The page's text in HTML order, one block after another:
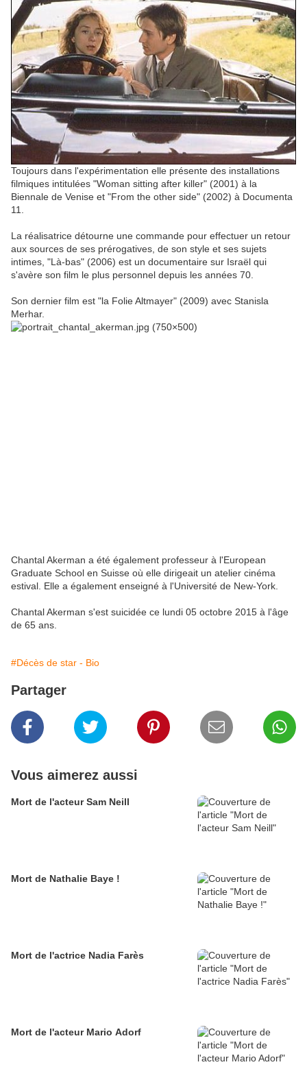
Toujours dans l'expérimentation elle présente des installations
filmiques intitulées "Woman sitting after killer" (2001) à la
Biennale de Venise et "From the other side" (2002) à Documenta
11.
La réalisatrice détourne une commande pour effectuer un retour
aux sources de ses prérogatives, de son style et ses sujets
intimes, "Là-bas" (2006) est un documentaire sur Israël qui
s'avère son film le plus personnel depuis les années 70.
Son dernier film est "la Folie Altmayer" (2009) avec Stanisla
Merhar.
Chantal Akerman a été également professeur à l'European
Graduate School en Suisse où elle dirigeait un atelier cinéma
estival. Elle a également enseigné à l'Université de New-York.
Chantal Akerman s'est suicidée ce lundi 05 octobre 2015 à l'âge
de 65 ans.
#Décès de star - Bio
Partager
Vous aimerez aussi
Mort de l'acteur Sam Neill
Mort de Nathalie Baye !
Mort de l'actrice Nadia Farès
Mort de l'acteur Mario Adorf